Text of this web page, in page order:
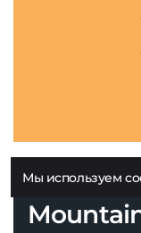
Мы используем